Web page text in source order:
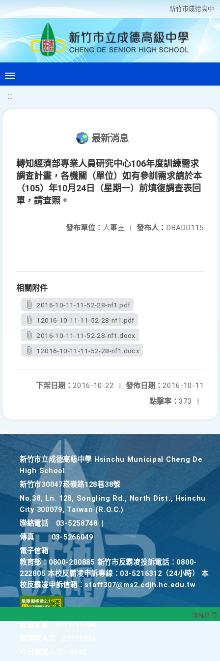
新竹巿成德高中
:::
最新消息
轉知經濟部專業人員研究中心106年度訓練需求
調查計畫，各機關（單位）如有參訓需求請於本
（105）年10月24日（星期一）前填復調查表回
單，請查照。
發布人： DBADD115
發布單位： 人事室 |
相關附件
2016-10-11-11-52-28-nf1.pdf
12016-10-11-11-52-28-nf1.pdf
2016-10-11-11-52-28-nf1.docx
12016-10-11-11-52-28-nf1.docx
發佈日期： 2016-10-11
下架日期： 2016-10-22
|
點擊率： 373 |
新竹巿立成德高級中學 Hsinchu Municipal Cheng De
High School
新竹巿30047崧嶺路128巷38號
No.38, Ln. 128, Songling Rd., North Dist., Hsinchu
City 300079, Taiwan (R.O.C.)
聯絡電話
03-5258748
傳真
03-5266049
電子信箱
教育部：0800-200885 新竹市反霸凌投訴電話：0800-
222805 本校反霸凌申訴專線：03-5216312（24小時） 本
校反霸凌申訴信箱：staff307@ms2.cdjh.hc.edu.tw
版權所有